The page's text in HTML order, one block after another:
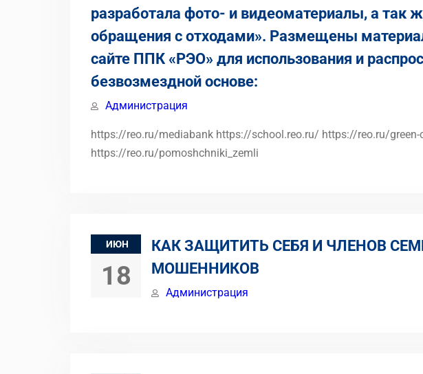
разработала фото- и видеоматериалы, а так
обращения с отходами». Размещены
сайте ППК «РЭО» для использования и
безвозмездной основе:
Администрация
https://reo.ru/mediabank https://school.reo.ru/ https://reo.ru/
https://reo.ru/pomoshchniki_zemli
ИЮН
18
КАК ЗАЩИТИТЬ СЕБЯ И ЧЛЕНОВ
МОШЕННИКОВ
Администрация